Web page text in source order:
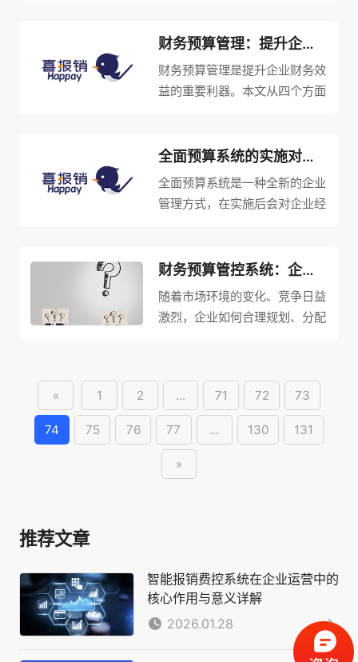
算编制、执行监控和持续改进。
通过建立高效的预算控制系统，
企业可以实现精确预测、有效分
财务预算管理：提升企业财务效益的重要利器
财务预算管理是提升企业财务效
益的重要利器。本文从四个方面
算、实施精确的财务控制、优化
资源配置、促进业绩改进。通过
这些方面的阐述，可以帮助企业
全面预算系统的实施对企业经营的影响及应对策略
全面预算系统是一种全新的企业
管理方式，在实施后会对企业经
实施对企业经营的影响及应对策
略，包括提高企业经营效率、优
化资源配置、促进企业创新和提
财务预算管控系统：企业财务大功臣
随着市场环境的变化、竞争日益
激烈，企业如何合理规划、分配
务预算管控系统应运而生，它能
帮助企业快速建立财务预算，对
预算进行全面的管控和追踪，从
而保...
« 1 2 ... 71 72 73
74 75 76 77 ... 130 131
»
推荐文章
智能报销费控系统在企业运营中的
核心作用与意义详解
2026.01.28